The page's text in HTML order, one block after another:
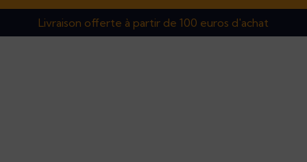
Livraison offerte à partir de 100 euros d'achat